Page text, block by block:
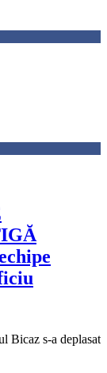
Bicaz s-a deplasat